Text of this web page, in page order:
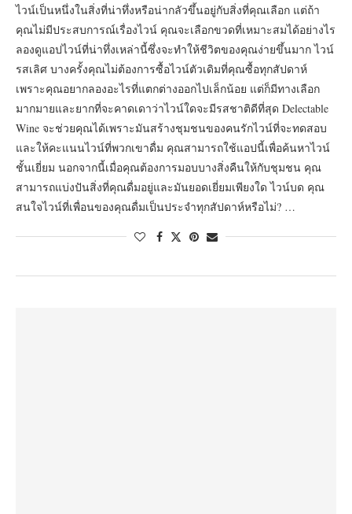
ไวน์เป็นหนึ่งในสิ่งที่น่าทึ่งหรือน่ากลัวขึ้นอยู่กับสิ่งที่คุณเลือก แต่ถ้า
คุณไม่มีประสบการณ์เรื่องไวน์ คุณจะเลือกขวดที่เหมาะสมได้อย่างไร
ลองดูแอปไวน์ที่น่าทึ่งเหล่านี้ซึ่งจะทำให้ชีวิตของคุณง่ายขึ้นมาก ไวน์
รสเลิศ บางครั้งคุณไม่ต้องการซื้อไวน์ตัวเดิมที่คุณซื้อทุกสัปดาห์
เพราะคุณอยากลองอะไรที่แตกต่างออกไปเล็กน้อย แต่ก็มีทางเลือก
มากมายและยากที่จะคาดเดาว่าไวน์ใดจะมีรสชาติดีที่สุด Delectable
Wine จะช่วยคุณได้เพราะมันสร้างชุมชนของคนรักไวน์ที่จะทดสอบ
และให้คะแนนไวน์ที่พวกเขาดื่ม คุณสามารถใช้แอปนี้เพื่อค้นหาไวน์
ชั้นเยี่ยม นอกจากนี้เมื่อคุณต้องการมอบบางสิ่งคืนให้กับชุมชน คุณ
สามารถแบ่งปันสิ่งที่คุณดื่มอยู่และมันยอดเยี่ยมเพียงใด ไวน์บด คุณ
สนใจไวน์ที่เพื่อนของคุณดื่มเป็นประจำทุกสัปดาห์หรือไม่? …